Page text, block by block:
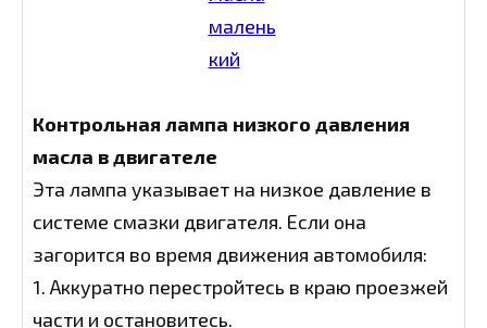
Контрольная лампа низкого давления
масла в двигателе
Эта лампа указывает на низкое давление в
системе смазки двигателя. Если она
загорится во время движения автомобиля:
1. Аккуратно перестройтесь в краю проезжей
части и остановитесь.